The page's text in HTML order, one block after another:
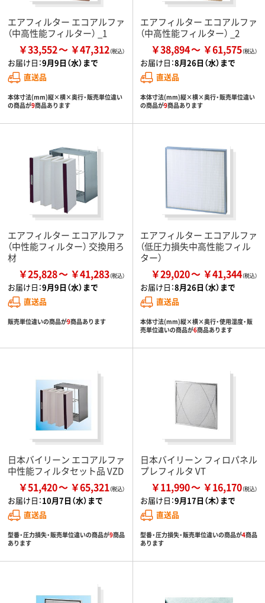
エアフィルター エコアルファ
（中高性能フィルター） _1
￥33,552 ￥47,312
お届け日：9月9日（水）まで
直送品
本体寸法(mm)縦×横×奥行・販売単位違い
の商品が9商品あります
エアフィルター エコアルファ
（中高性能フィルター） _2
￥38,894 ￥61,575
お届け日：8月26日（水）まで
直送品
本体寸法(mm)縦×横×奥行・販売単位違い
の商品が9商品あります
エアフィルター エコアルファ
（中性能フィルター） 交換用ろ
材
￥25,828 ￥41,283
お届け日：9月9日（水）まで
直送品
販売単位違いの商品が9商品あります
エアフィルター エコアルファ
（低圧力損失中高性能フィル
ター）
￥29,020 ￥41,344
お届け日：8月26日（水）まで
直送品
本体寸法(mm)縦×横×奥行・使用湿度・販
売単位違いの商品が6商品あります
日本バイリーン エコアルファ
中性能フィルタセット品 VZD
￥51,420 ￥65,321
お届け日：10月7日（水）まで
直送品
型番・圧力損失・販売単位違いの商品が9商品
あります
日本バイリーン フィロパネル
プレフィルタ VT
￥11,990 ￥16,170
お届け日：9月17日（木）まで
直送品
型番・圧力損失・販売単位違いの商品が4商品
あります